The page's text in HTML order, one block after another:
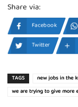
Share via:
Facebook
Twitter
TAGS new jobs in the
we are trying to give more